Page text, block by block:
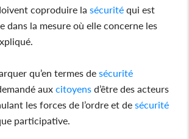
coproduire lasécurité qui est
dans la mesure où elle concerne les
qu’en termes desécurité
auxcitoyens d’être des acteurs
les forces de l’ordre et desécurité
participative.